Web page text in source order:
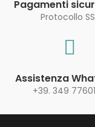
Pagamenti
Protocollo
Assistenza
+39. 349